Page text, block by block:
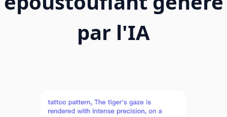
par l'IA